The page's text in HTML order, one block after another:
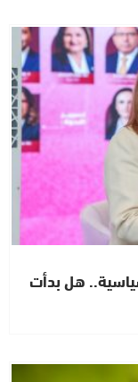
هل بدأت